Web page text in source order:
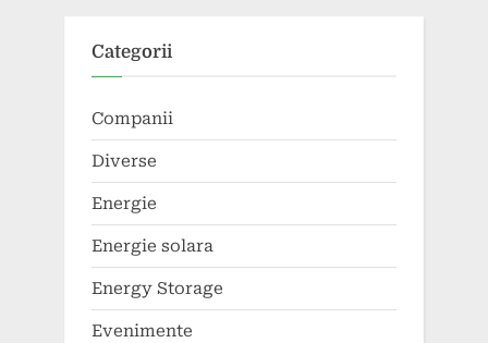
Categorii
Companii
Diverse
Energie
Energie solara
Energy Storage
Evenimente